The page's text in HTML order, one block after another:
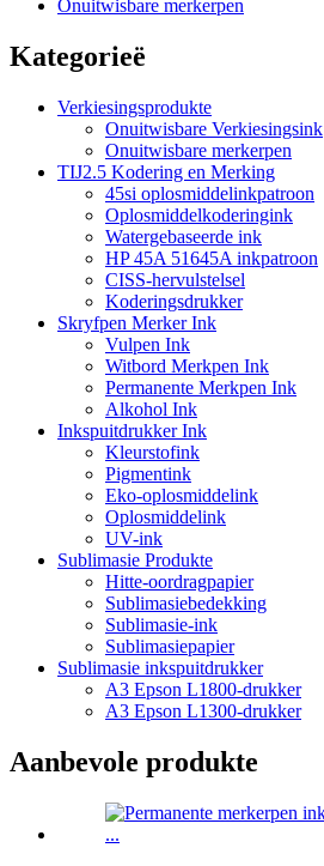
Onuitwisbare merkerpen
Kategorieë
Verkiesingsprodukte
Onuitwisbare Verkiesingsink
Onuitwisbare merkerpen
TIJ2.5 Kodering en Merking
45si oplosmiddelinkpatroon
Oplosmiddelkoderingink
Watergebaseerde ink
HP 45A 51645A inkpatroon
CISS-hervulstelsel
Koderingsdrukker
Skryfpen Merker Ink
Vulpen Ink
Witbord Merkpen Ink
Permanente Merkpen Ink
Alkohol Ink
Inkspuitdrukker Ink
Kleurstofink
Pigmentink
Eko-oplosmiddelink
Oplosmiddelink
UV-ink
Sublimasie Produkte
Hitte-oordragpapier
Sublimasiebedekking
Sublimasie-ink
Sublimasiepapier
Sublimasie inkspuitdrukker
A3 Epson L1800-drukker
A3 Epson L1300-drukker
Aanbevole produkte